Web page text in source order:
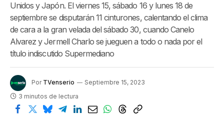
Unidos y Japón. El viernes 15, sábado 16 y lunes 18 de
septiembre se disputarán 11 cinturones, calentando el clima
de cara a la gran velada del sábado 30, cuando Canelo
Alvarez y Jermell Charlo se jueguen a todo o nada por el
título indiscutido Supermediano
Por TVenserio
Septiembre 15, 2023
3 minutos de lectura